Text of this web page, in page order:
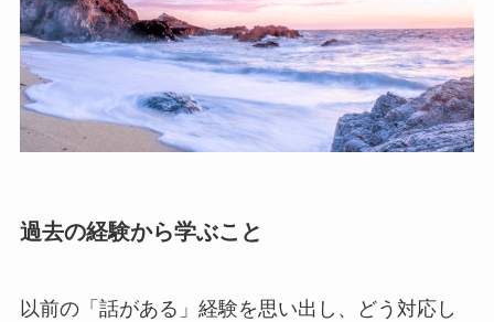
過去の経験から学ぶこと
以前の「話がある」経験を思い出し、どう対応し